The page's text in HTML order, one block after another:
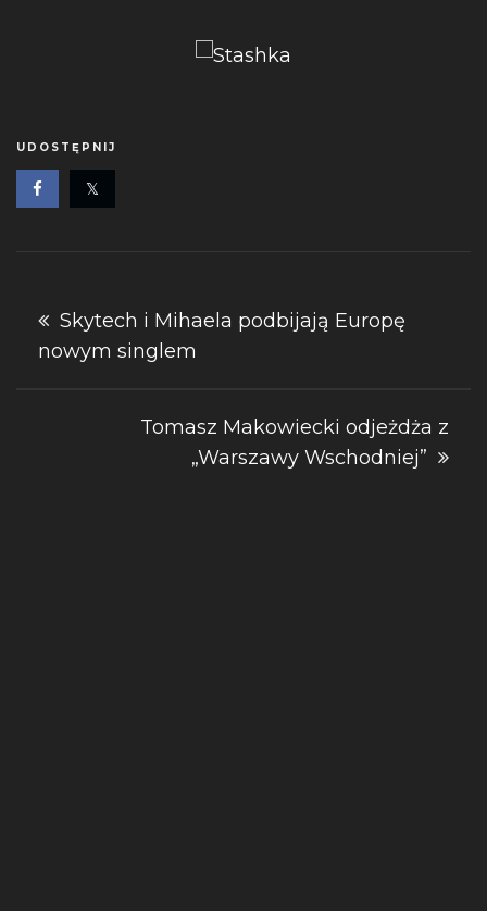
UDOSTĘPNIJ
Nawigacja
wpisu
Skytech i Mihaela podbijają Europę
nowym singlem
Tomasz Makowiecki odjeżdża z
„Warszawy Wschodniej”